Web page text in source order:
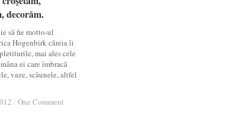
decorăm.
să fie motto-ul
Hogenbirk căreia îi
mai ales cele
ei care îmbracă
vaze, scăunele, altfel
/ One Comment
decorăm.
/ One Comment